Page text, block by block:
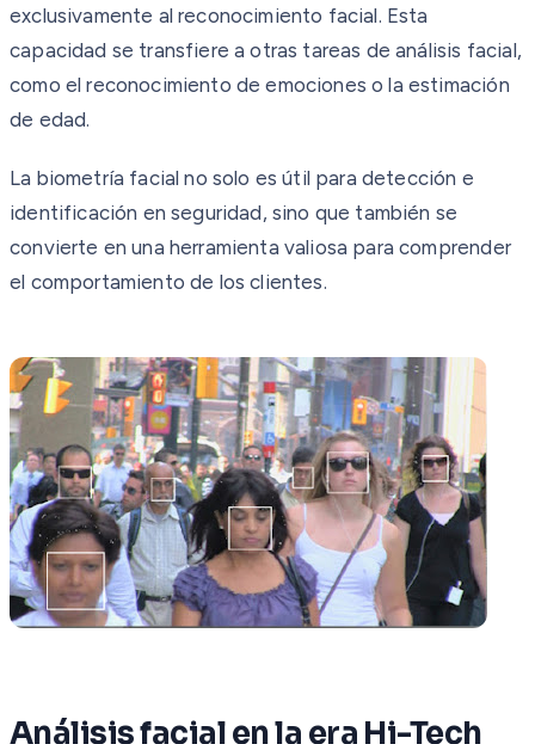
exclusivamente al reconocimiento facial. Esta
capacidad se transfiere a otras tareas de análisis facial,
como el reconocimiento de emociones o la estimación
de edad.
La biometría facial no solo es útil para detección e
identificación en seguridad, sino que también se
convierte en una herramienta valiosa para comprender
el comportamiento de los clientes.
Análisis facial en la era Hi-Tech